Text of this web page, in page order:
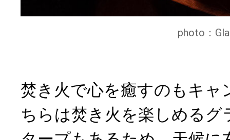
photo：
焚き火で心を癒すのもキャ
ちらは焚き火を楽しめるグ